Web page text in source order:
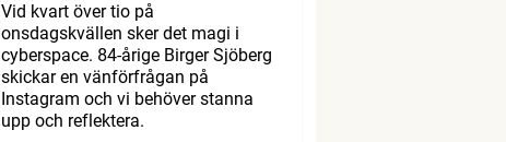
Vid kvart över tio på
onsdagskvällen sker det magi i
cyberspace. 84-årige Birger Sjöberg
skickar en vänförfrågan på
Instagram och vi behöver stanna
upp och reflektera.